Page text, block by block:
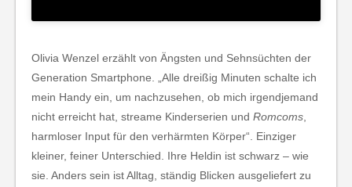
Olivia Wenzel erzählt von Ängsten und Sehnsüchten der
Generation Smartphone. „Alle dreißig Minuten schalte ich
mein Handy ein, um nachzusehen, ob mich irgendjemand
nicht erreicht hat, streame Kinderserien und Romcoms
harmloser Input für den verhärmten Körper“. Einziger
kleiner, feiner Unterschied. Ihre Heldin ist schwarz – wie
sie. Anders sein ist Alltag, ständig Blicken ausgeliefert zu